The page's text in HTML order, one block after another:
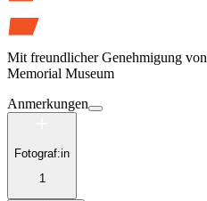
Mit freundlicher Genehmigung von
Memorial Museum
Anmerkungen
Fotograf:in
1